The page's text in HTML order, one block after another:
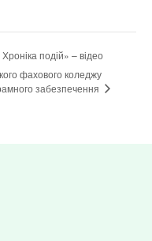
подій» – відео
фахового коледжу
забезпечення